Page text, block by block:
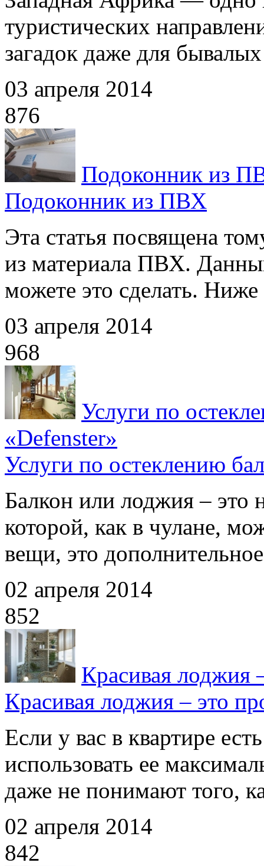
туристических
загадок даже для
03 апреля 2014
876
Подоконник из
Подоконник из ПВХ
Эта статья посвящена
из материала ПВХ.
можете это сделать.
03 апреля 2014
968
Услуги по
«Defenster»
Услуги по остеклению
Балкон или лоджия – это
которой, как в чулане,
вещи, это
02 апреля 2014
852
Красивая лоджия
Красивая лоджия – это
Если у вас в квартире
использовать ее
даже не понимают того,
02 апреля 2014
842